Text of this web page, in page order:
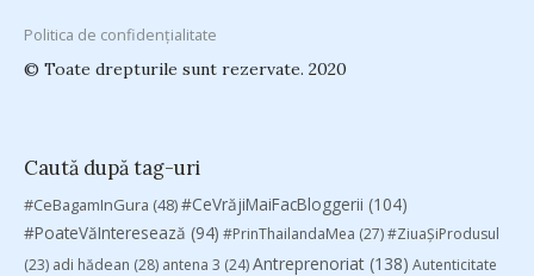
Politica de confidențialitate
© Toate drepturile sunt rezervate. 2020
Caută după tag-uri
#CeBagamInGura (48)#CeVrăjiMaiFacBloggerii (104)
#PoateVăInteresează (94) #PrinThailandaMea (27)#ZiuaȘiProdusul
(23) adi hădean (28) antena 3 (24)Antreprenoriat (138) Autenticitate